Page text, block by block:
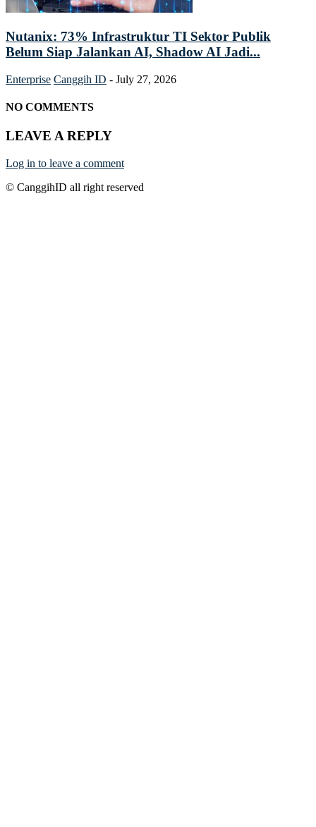
Nutanix: 73% Infrastruktur TI Sektor Publik
Belum Siap Jalankan AI, Shadow AI Jadi...
Enterprise Canggih ID - July 27, 2026
NO COMMENTS
LEAVE A REPLY
Log in to leave a comment
© CanggihID all right reserved